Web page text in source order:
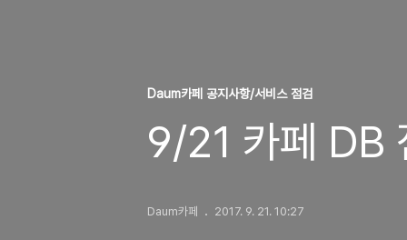
Daum카페 공지사항/서비스 점검
9/21 카페 DB
Daum카페 2017. 9. 21. 10:27